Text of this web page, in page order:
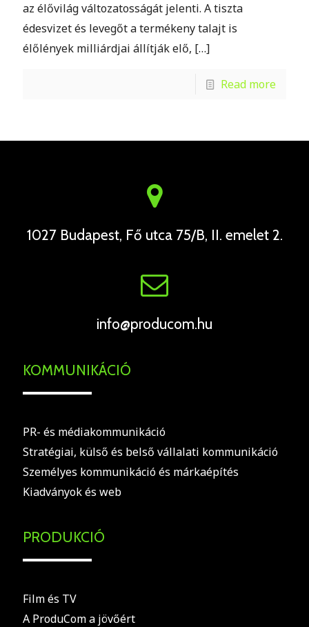
az élővilág változatosságát jelenti. A tiszta
édesvizet és levegőt a termékeny talajt is
élőlények milliárdjai állítják elő, […]
Read more
1027 Budapest, Fő utca 75/B, II. emelet 2.
info@producom.hu
KOMMUNIKÁCIÓ
PR- és médiakommunikáció
Stratégiai, külső és belső vállalati kommunikáció
Személyes kommunikáció és márkaépítés
Kiadványok és web
PRODUKCIÓ
Film és TV
A ProduCom a jövőért